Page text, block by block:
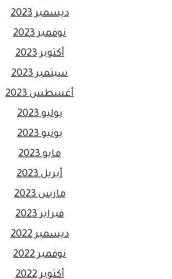
ديسمبر 2023
نوفمبر 2023
أكتوبر 2023
سبتمبر 2023
أغسطس 2023
يوليو 2023
يونيو 2023
مايو 2023
أبريل 2023
مارس 2023
فبراير 2023
ديسمبر 2022
نوفمبر 2022
أكتوبر 2022